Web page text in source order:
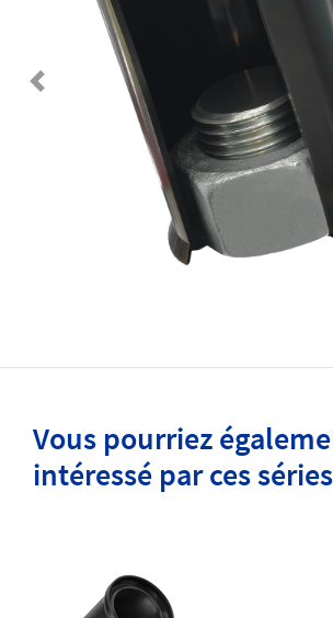
Previous
Vous pourriez
intéressé par ces